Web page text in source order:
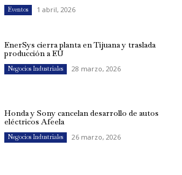
Eventos 1 abril, 2026
EnerSys cierra planta en Tijuana y traslada
producción a EU
Negocios Industriales 28 marzo, 2026
Honda y Sony cancelan desarrollo de autos
eléctricos Afeela
Negocios Industriales 26 marzo, 2026